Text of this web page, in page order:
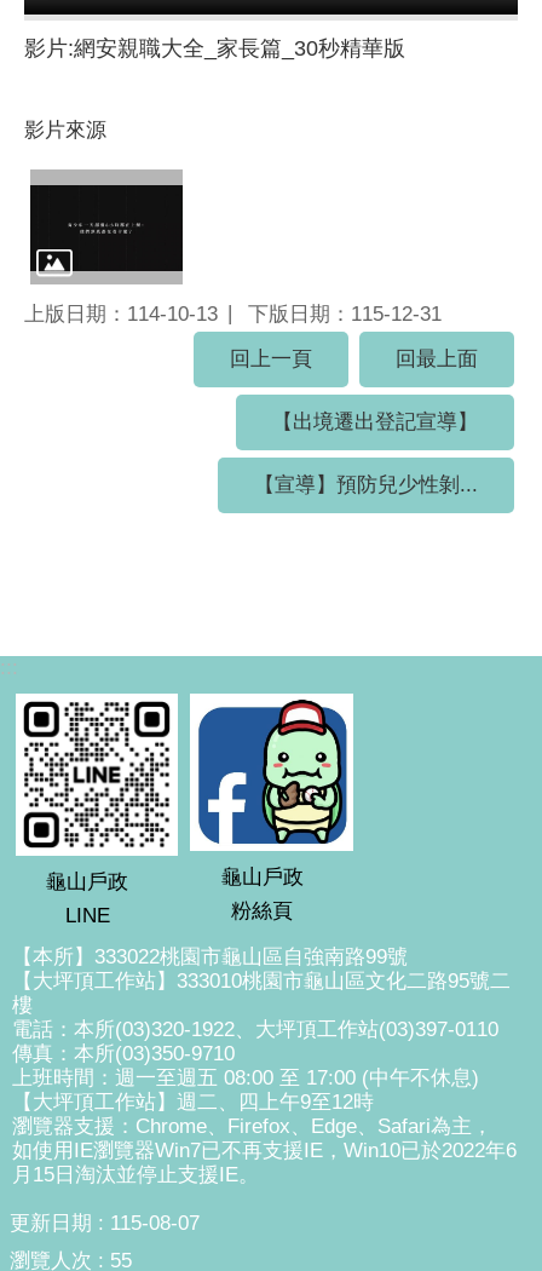
影片:網安親職大全_家長篇_30秒精華版
影片來源
上版日期：114-10-13
下版日期：115-12-31
回上一頁
回最上面
【出境遷出登記宣導】
【宣導】預防兒少性剝...
:::
龜山戶政
LINE
龜山戶政
粉絲頁
【本所】333022桃園市龜山區自強南路99號
【大坪頂工作站】333010桃園市龜山區文化二路95號二
樓
電話：本所(03)320-1922、大坪頂工作站(03)397-0110
傳真：本所(03)350-9710
上班時間：週一至週五 08:00 至 17:00 (中午不休息)
【大坪頂工作站】週二、四上午9至12時
瀏覽器支援：Chrome、Firefox、Edge、Safari為主，
如使用IE瀏覽器Win7已不再支援IE，Win10已於2022年6
月15日淘汰並停止支援IE。
更新日期
115-08-07
瀏覽人次
55